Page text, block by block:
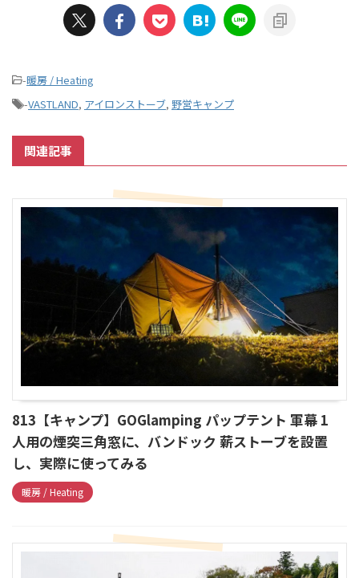
-暖房 / Heating
-VASTLAND, アイロンストーブ, 野営キャンプ
関連記事
813【キャンプ】GOGlamping パップテント 軍幕 1
人用の煙突三角窓に、バンドック 薪ストーブを設置
し、実際に使ってみる
暖房 / Heating